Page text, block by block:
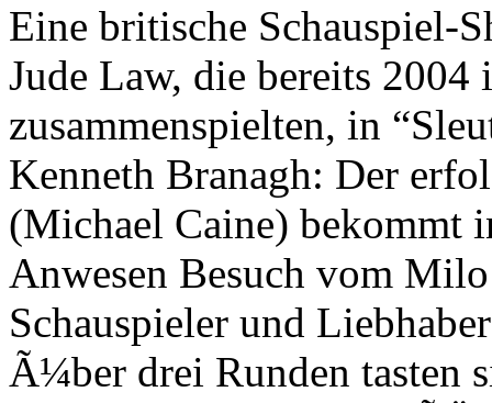
Eine britische Schauspiel-
Jude Law, die bereits
zusammenspielten, in
Kenneth Branagh: Der
(Michael Caine) bekommt
Anwesen Besuch vom
Schauspieler und
Ã¼ber drei Runden tasten